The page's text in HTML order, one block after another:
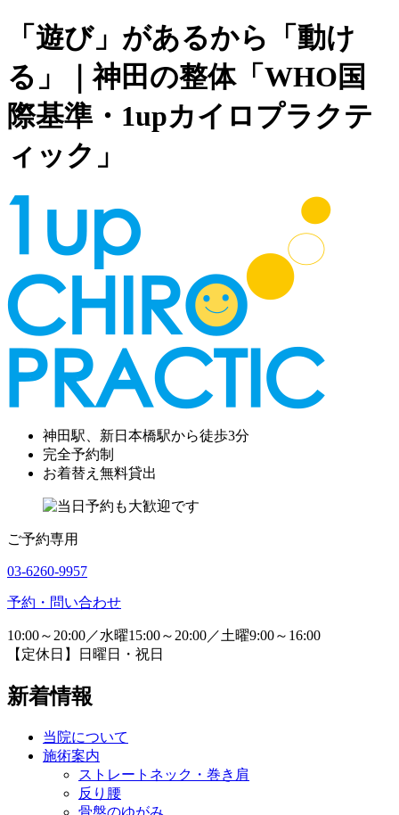
「遊び」があるから「動け
る」｜神田の整体「WHO国
際基準・1upカイロプラクテ
ィック」
神田駅、新日本橋駅から徒歩3分
完全予約制
お着替え無料貸出
ご予約専用
03-6260-9957
予約・問い合わせ
10:00～20:00／水曜15:00～20:00／土曜9:00～16:00
【定休日】日曜日・祝日
新着情報
当院について
施術案内
ストレートネック・巻き肩
反り腰
骨盤のゆがみ